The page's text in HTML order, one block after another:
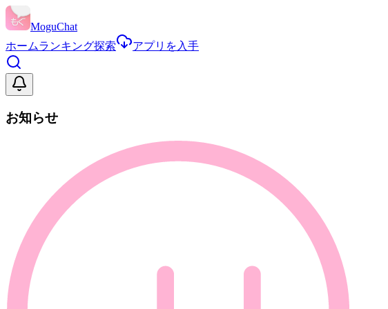
MoguChat
ホームランキング探索 アプリを入手
お知らせ